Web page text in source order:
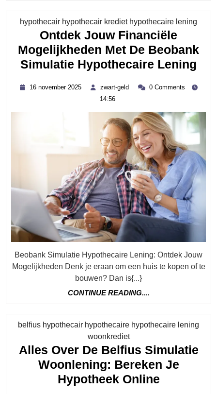
hypothecair hypothecair krediet hypothecaire lening
Ontdek Jouw Financiële
Mogelijkheden Met De Beobank
Simulatie Hypothecaire Lening
Met
De
16 november 2025
november
zwart-geld
zwart- 0 Comments
14:56
Beobank Simulatie Hypothecaire Lening: Ontdek Jouw
Mogelijkheden Denk je eraan om een huis te kopen of te
bouwen? Dan is{...}
CONTINUE READING....CONTINUE
belfius hypothecair hypothecaire hypothecaire lening
woonkredietCategory
Alles Over De Belfius Simulatie
Woonlening: Bereken Je
Hypotheek OnlineAlles